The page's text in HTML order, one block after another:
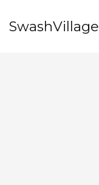
SwashVillage